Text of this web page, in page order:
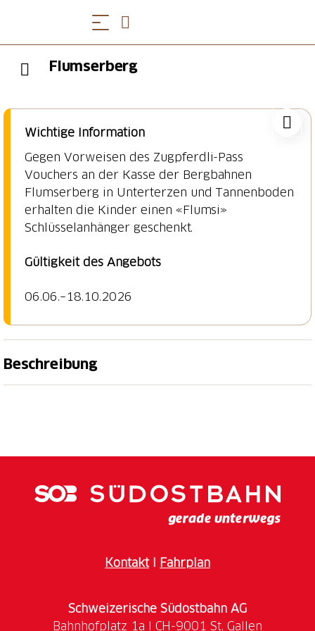
Flumserberg
Wichtige Information
Gegen Vorweisen des Zugpferdli-Pass
Vouchers an der Kasse der Bergbahnen
Flumserberg in Unterterzen und Tannenboden
erhalten die Kinder einen «Flumsi»
Schlüsselanhänger geschenkt.
Gültigkeit des Angebots
06.06.–18.10.2026
Beschreibung
Ob bei einem gemütlichen Spaziergang, auf dem
der vielen Abenteuerspielplätze oder – für alle, die
Action lieben – auf dem Kletterturm «CLiiMBER»
oder der rasanten Rodelbahn «FLOOMZER». Die
allen Bahnanlagen gültig.
KontaktI Fahrplan
Schweizerische Südostbahn AG